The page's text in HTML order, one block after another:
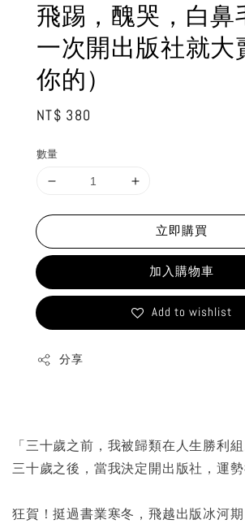
飛踢，醜哭，白鼻
一次開出版社就大
你的）
Regular
NT$ 380
數量
立即購買
加入購物車
Add to wishlist
分享
「三十歲之前，我被歸類在人生勝利組
三十歲之後，當我決定開出版社，運
狂賀！挺過書業寒冬，飛越出版冰河期